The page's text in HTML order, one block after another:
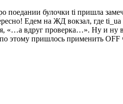
булочки ti пришла
Едем на ЖД вокзал, где ti_ua
«…а вдруг проверка…». Ну и ну
по этому пришлось применить